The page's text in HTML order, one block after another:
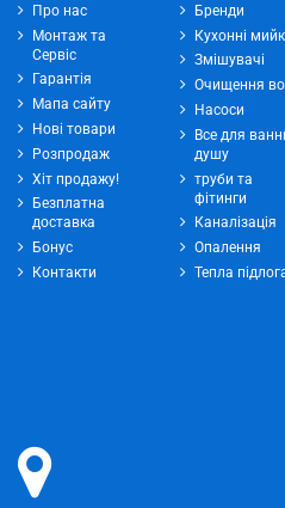
Про нас
Монтаж та
Сервіс
Гарантія
Мапа сайту
Нові товари
Розпродаж
Хіт продажу!
Безплатна
доставка
Бонус
Контакти
Бренди
Кухонні
Змішувачі
Очищення
Насоси
Все для
душу
труби та
фітинги
Каналізація
Опалення
Тепла